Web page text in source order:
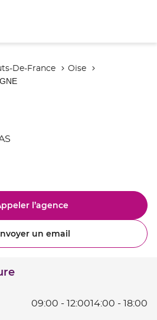
De-France
Oise
l’agence
Afficher
le
numéro
COMPIEGNE
un email
l'agence
COMPIEGNE
09:00 - 12:0014:00 - 18:00